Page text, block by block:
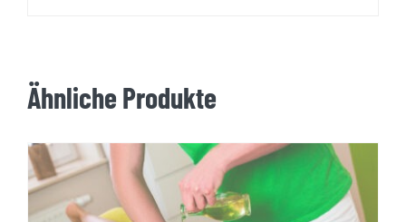
Ähnliche Produkte